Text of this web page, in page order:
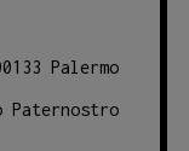
Palermo
Paternostro